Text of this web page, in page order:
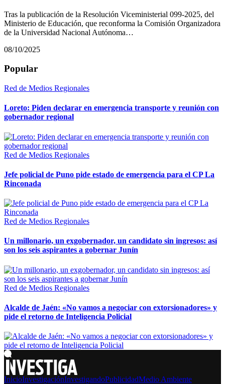
Tras la publicación de la Resolución Viceministerial 099-2025, del
Ministerio de Educación, que reconforma la Comisión Organizadora
de la Universidad Nacional Autónoma…
08/10/2025
Popular
Red de Medios Regionales
Loreto: Piden declarar en emergencia transporte y reunión con
gobernador regional
Red de Medios Regionales
Jefe policial de Puno pide estado de emergencia para el CP La
Rinconada
Red de Medios Regionales
Un millonario, un exgobernador, un candidato sin ingresos: así
son los seis aspirantes a gobernar Junín
Red de Medios Regionales
Alcalde de Jaén: «No vamos a negociar con extorsionadores» y
pide el retorno de Inteligencia Policial
InicioInvestigaciónInvestigandoPublicidadMedio Ambiente